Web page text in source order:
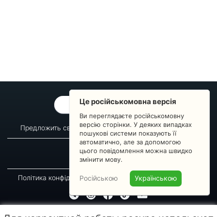
ОБРАТНАЯ СВЯЗЬ
Предложить свой вопрос Статистика изменений
О сервисе
Преподавателям
Новости
Пульс страны
Політика конфіденційності Угода підписника
Це російськомовна версія
Ви переглядаєте російськомовну
версію сторінки. У деяких випадках
пошукові системи показують її
автоматично, але за допомогою
цього повідомлення можна швидко
змінити мову.
Російською Українською